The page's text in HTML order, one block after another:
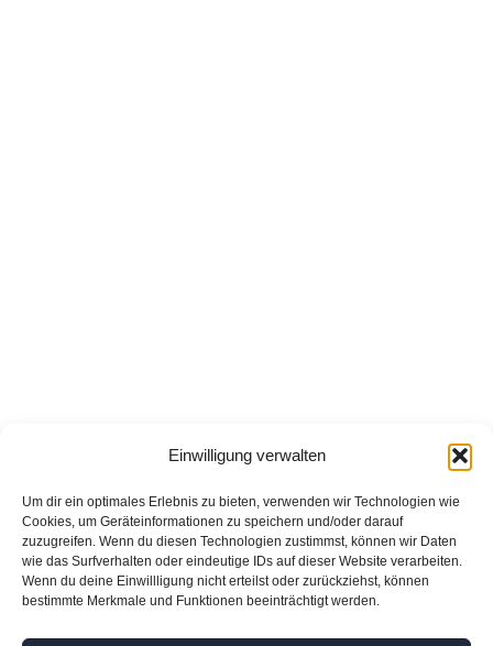
Einwilligung verwalten
Um dir ein optimales Erlebnis zu bieten, verwenden wir Technologien wie
Cookies, um Geräteinformationen zu speichern und/oder darauf
zuzugreifen. Wenn du diesen Technologien zustimmst, können wir Daten
wie das Surfverhalten oder eindeutige IDs auf dieser Website verarbeiten.
Wenn du deine Einwillligung nicht erteilst oder zurückziehst, können
bestimmte Merkmale und Funktionen beeinträchtigt werden.